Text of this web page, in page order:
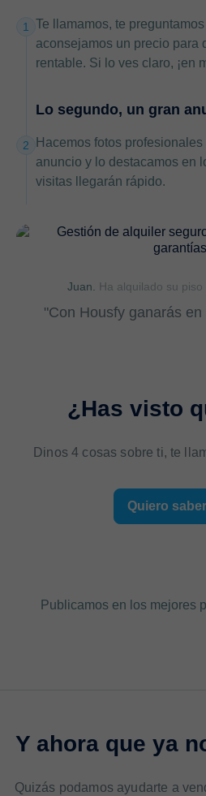
Juan. Ha alquilado su
"Con Housfy ganarás
1
Te llamamos, te
aconsejamos un precio para
rentable. Si lo ves claro, ¡en
2
Lo segundo, un gran
Hacemos fotos
anuncio y lo destacamos en
visitas llegarán rápido.
¿Has visto
Dinos 4 cosas sobre ti, te
Quiero
Publicamos en los mejores
Y ahora que ya
Quizás podamos ayudarte a